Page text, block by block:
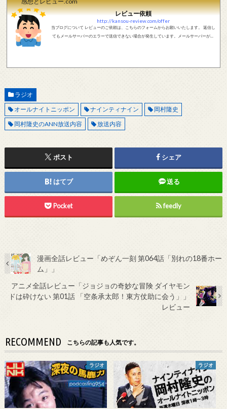
レビュー依頼
http://kansou-review.com/offer
当ブログについて レビューのご依頼は、こちらのフォームからお願いいたします。 返信し
てもメールサーバーのエラーで送信できない場合が発生しています。メールサーバーが正
ラジオ
オールナイトニッポン
ナインティナイン
岡村隆史
岡村隆史のANN放送内容
放送内容
ポスト シェア
はてブ 送る
Pocket feedly
漫画全話レビュー「めぞん一刻 第064話「別れの18番ホー
ム」」
アニメ全話レビュー「ジョジョの奇妙な冒険 ダイヤモン
ドは砕けない 第01話 「空条承太郎！東方仗助に会う」」
レビュー
RECOMMEND こちらの記事も人気です。
ラジオ ラジオ